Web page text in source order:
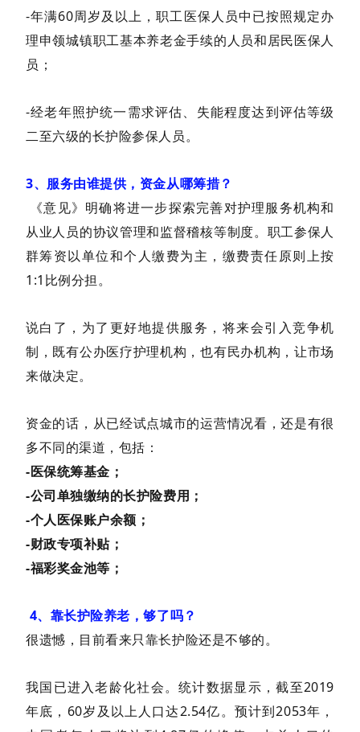
-年满60周岁及以上，职工医保人员中已按照规定办
理申领城镇职工基本养老金手续的人员和居民医保人
员；
-经老年照护统一需求评估、失能程度达到评估等级
二至六级的长护险参保人员。
3、服务由谁提供，资金从哪筹措？
《意见》明确将进一步探索完善对护理服务机构和
从业人员的协议管理和监督稽核等制度。职工参保人
群筹资以单位和个人缴费为主，缴费责任原则上按
1:1比例分担。
说白了，为了更好地提供服务，将来会引入竞争机
制，既有公办医疗护理机构，也有民办机构，让市场
来做决定。
资金的话，从已经试点城市的运营情况看，还是有很
多不同的渠道，包括：
-医保统筹基金；
-公司单独缴纳的长护险费用；
-个人医保账户余额；
-财政专项补贴；
-福彩奖金池等；
4、靠长护险养老，够了吗？
很遗憾，目前看来只靠长护险还是不够的。
我国已进入老龄化社会。统计数据显示，截至2019
年底，60岁及以上人口达2.54亿。预计到2053年，